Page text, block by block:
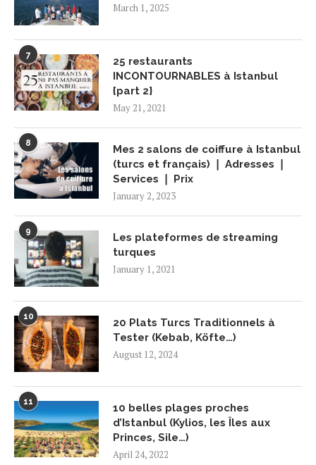
March 1, 2025
7
25 restaurants
INCONTOURNABLES à Istanbul
{part 2}
May 21, 2021
8
Mes 2 salons de coiffure à Istanbul
(turcs et français) ❘ Adresses ❘
Services ❘ Prix
January 2, 2023
9
Les plateformes de streaming
turques
January 1, 2021
10
20 Plats Turcs Traditionnels à
Tester (Kebab, Köfte…)
August 12, 2024
11
10 belles plages proches
d’Istanbul (Kylios, les Îles aux
Princes, Sile…)
April 24, 2022